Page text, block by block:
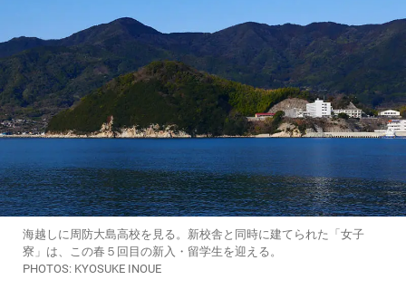
海越しに周防大島高校を見る。新校舎と同時に建てられた「女子
寮」は、この春５回目の新入・留学生を迎える。
PHOTOS: KYOSUKE INOUE